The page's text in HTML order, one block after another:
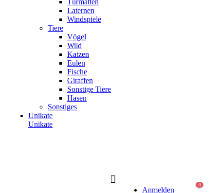
Türmatten
Laternen
Windspiele
Tiere
Vögel
Wild
Katzen
Eulen
Fische
Giraffen
Sonstige Tiere
Hasen
Sonstiges
Unikate
Unikate
Anmelden
0